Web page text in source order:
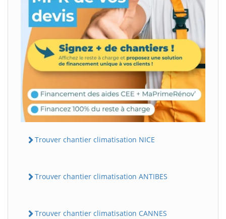
Trouver chantier climatisation NICE
Trouver chantier climatisation ANTIBES
Trouver chantier climatisation CANNES